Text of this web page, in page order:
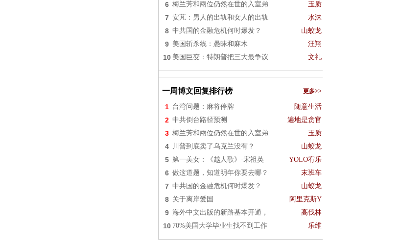
6 梅兰芳和兩位仍然在世的入室弟 玉质
7 安芃：男人的出轨和女人的出轨 水沫
8 中共国的金融危机何时爆发？ 山蛟龙
9 美国斩杀线：愚昧和麻木 汪翔
10 美国巨变：特朗普把三大最争议 文礼
一周博文回复排行榜 更多>>
1 台湾问题：麻将停牌 随意生活
2 中共倒台路径预测 遍地是贪官
3 梅兰芳和兩位仍然在世的入室弟 玉质
4 川普到底卖了乌克兰没有？ 山蛟龙
5 第一美女：《越人歌》-宋祖英 YOLO宥乐
6 做这道题，知道明年你要去哪？ 末班车
7 中共国的金融危机何时爆发？ 山蛟龙
8 关于离岸爱国 阿里克斯Y
9 海外中文出版的新路基本开通， 高伐林
10 70%美国大学毕业生找不到工作 乐维